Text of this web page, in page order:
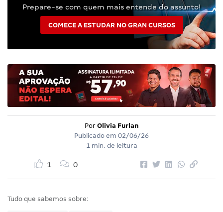
Prepare-se com quem mais entende do assunto!
COMECE A ESTUDAR NO GRAN CURSOS
Por Olivia Furlan
Publicado em 02/06/26
1 min. de leitura
1 0
Tudo que sabemos sobre: